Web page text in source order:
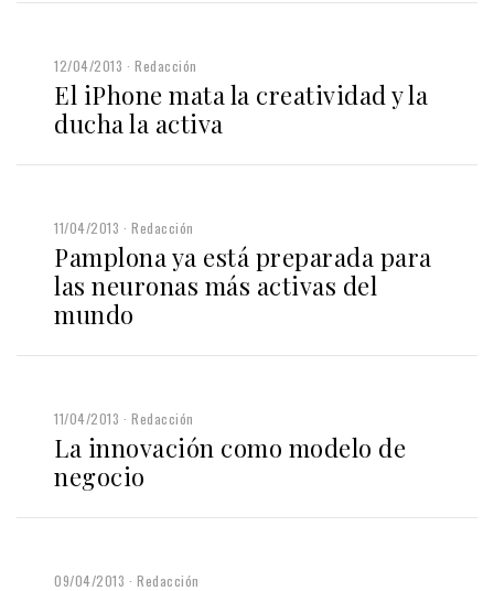
12/04/2013 Redacción
El iPhone mata la creatividad y la
ducha la activa
11/04/2013 Redacción
Pamplona ya está preparada para
las neuronas más activas del
mundo
11/04/2013 Redacción
La innovación como modelo de
negocio
09/04/2013 Redacción